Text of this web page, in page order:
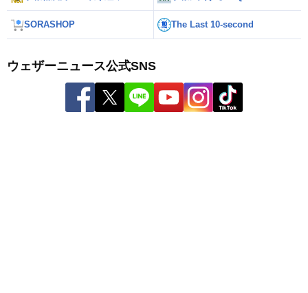
SORASHOP The Last 10-second
ウェザーニュース公式SNS